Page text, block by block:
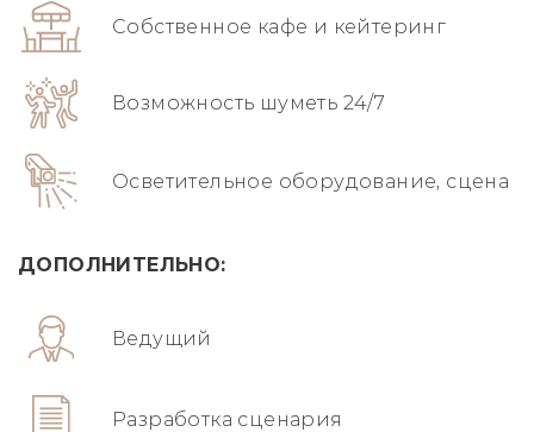
Собственное кафе и кейтеринг
Возможность шуметь 24/7
Осветительное оборудование, сцена
ДОПОЛНИТЕЛЬНО:
Ведущий
Разработка сценария